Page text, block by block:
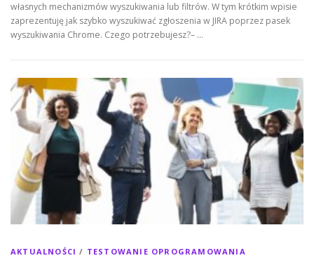
własnych mechanizmów wyszukiwania lub filtrów. W tym krótkim wpisie
zaprezentuję jak szybko wyszukiwać zgłoszenia w JIRA poprzez pasek
wyszukiwania Chrome. Czego potrzebujesz?– …
AKTUALNOŚCI / TESTOWANIE OPROGRAMOWANIA